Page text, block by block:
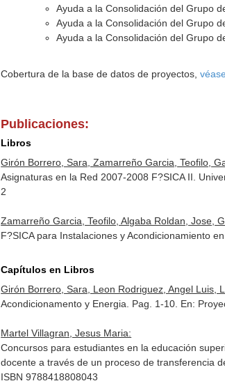
Ayuda a la Consolidación del Grupo
Ayuda a la Consolidación del Grupo
Ayuda a la Consolidación del Grupo
Cobertura de la base de datos de proyectos,
Publicaciones:
Libros
Girón Borrero, Sara, Zamarreño Garcia, Teofilo,
Asignaturas en la Red 2007-2008 F?SICA II.
2
Zamarreño Garcia, Teofilo, Algaba Roldan, Jose,
F?SICA para Instalaciones y Acondicionamiento
Capítulos en Libros
Girón Borrero, Sara, Leon Rodriguez, Angel Luis,
Acondicionamento y Energia. Pag. 1-10. En:
Martel Villagran, Jesus Maria:
Concursos para estudiantes en la educación
docente a través de un proceso de transferencia
ISBN 9788418808043